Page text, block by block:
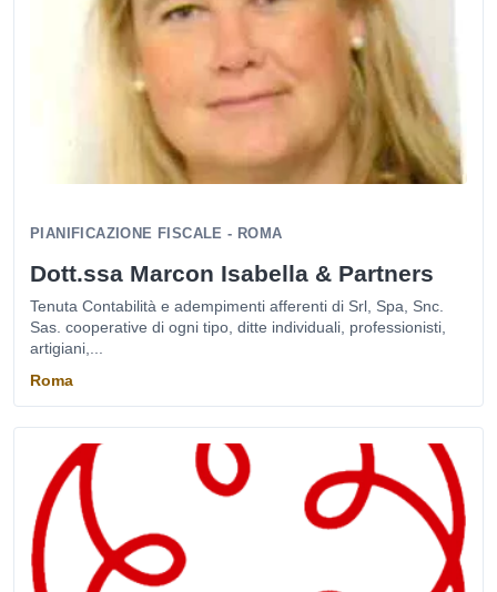
PIANIFICAZIONE FISCALE - ROMA
Dott.ssa Marcon Isabella & Partners
Tenuta Contabilità e adempimenti afferenti di Srl, Spa, Snc.
Sas. cooperative di ogni tipo, ditte individuali, professionisti,
artigiani,...
Roma